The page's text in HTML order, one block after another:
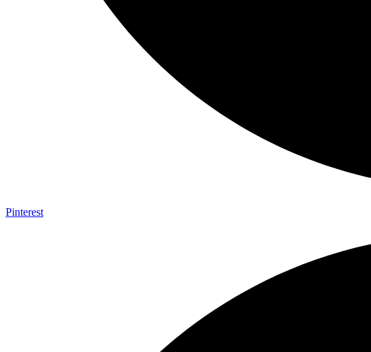
Pinterest